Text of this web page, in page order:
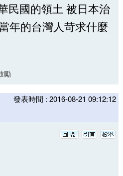
民國的領土 被日本治
年的台灣人苛求什麼
勵
發表時間 : 2016-08-21 09:12:12